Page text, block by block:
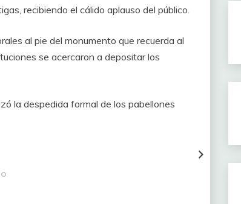
recibiendo el cálido aplauso del público.
al pie del monumento que recuerda al
se acercaron a depositar los
la despedida formal de los pabellones